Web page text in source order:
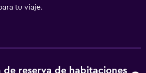
tu viaje.
de reserva de habitaciones